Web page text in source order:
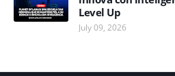
Level Up
July 09, 2026